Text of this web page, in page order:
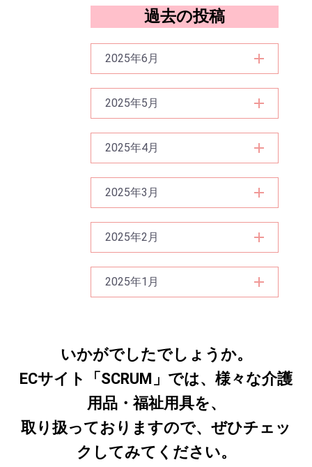
過去の投稿
2025年6月
2025年5月
2025年4月
2025年3月
2025年2月
2025年1月
いかがでしたでしょうか。
ECサイト「SCRUM」では、様々な介護
用品・福祉用具を、
取り扱っておりますので、ぜひチェッ
クしてみてください。